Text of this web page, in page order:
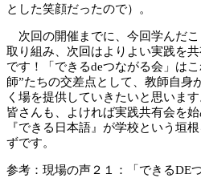
とした笑顔だったので）。
次回の開催までに、今回学んだ
取り組み、次回はよりよい実践を
です！「できるdeつながる会」は
師”たちの交差点として、教師自身
く場を提供していきたいと思いま
皆さんも、よければ実践共有会を
『できる日本語』が学校という垣
ずです。
参考：現場の声２１：「できるDE